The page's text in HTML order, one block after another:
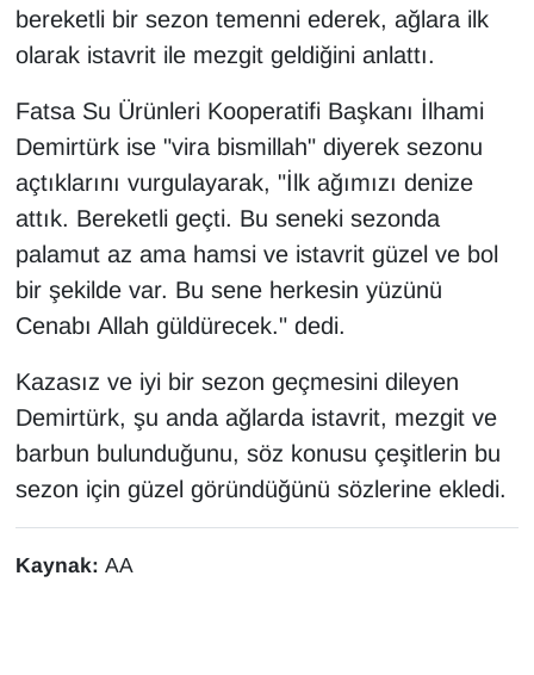
bereketli bir sezon temenni ederek, ağlara ilk
olarak istavrit ile mezgit geldiğini anlattı.
Fatsa Su Ürünleri Kooperatifi Başkanı İlhami
Demirtürk ise "vira bismillah" diyerek sezonu
açtıklarını vurgulayarak, "İlk ağımızı denize
attık. Bereketli geçti. Bu seneki sezonda
palamut az ama hamsi ve istavrit güzel ve bol
bir şekilde var. Bu sene herkesin yüzünü
Cenabı Allah güldürecek." dedi.
Kazasız ve iyi bir sezon geçmesini dileyen
Demirtürk, şu anda ağlarda istavrit, mezgit ve
barbun bulunduğunu, söz konusu çeşitlerin bu
sezon için güzel göründüğünü sözlerine ekledi.
Kaynak: AA